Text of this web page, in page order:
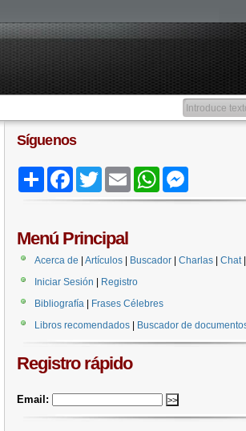
Síguenos
Share FacebookTwitter Email WhatsApp
Menú Principal
Acerca de Artículos Buscador Charlas Chat|
Iniciar Sesión
Registro
Bibliografía
Frases Célebres
Libros recomendados
Buscador de
Registro rápido
Email: